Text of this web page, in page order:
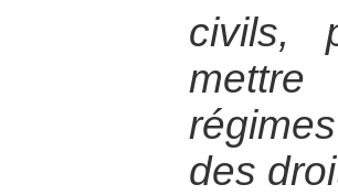
civils,
des